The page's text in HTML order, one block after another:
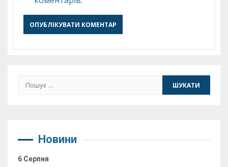
Пошук:
Новини
6 Серпня